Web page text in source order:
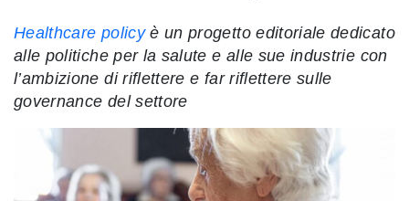
Healthcare policyè un progetto editoriale dedicato
alle politiche per la salute e alle sue industrie con
l’ambizione di riflettere e far riflettere sulle
governance del settore